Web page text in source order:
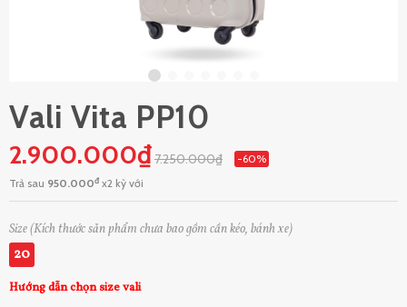
Vali Vita PP10
2.900.000₫7.250.000₫
-60%
Trả sau 950.000đ x2 kỳ với
Size (Kích thước sản phẩm chưa bao gồm cần kéo, bánh xe)
20
Hướng dẫn chọn size vali